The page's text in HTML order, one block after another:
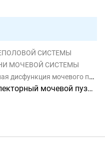
СИСТЕМЫ
МОЧЕВОЙ СИСТЕМЫ
пузыря, не классифицированная в других рубриках
мочевой пузырь, не классифицированный в других рубриках